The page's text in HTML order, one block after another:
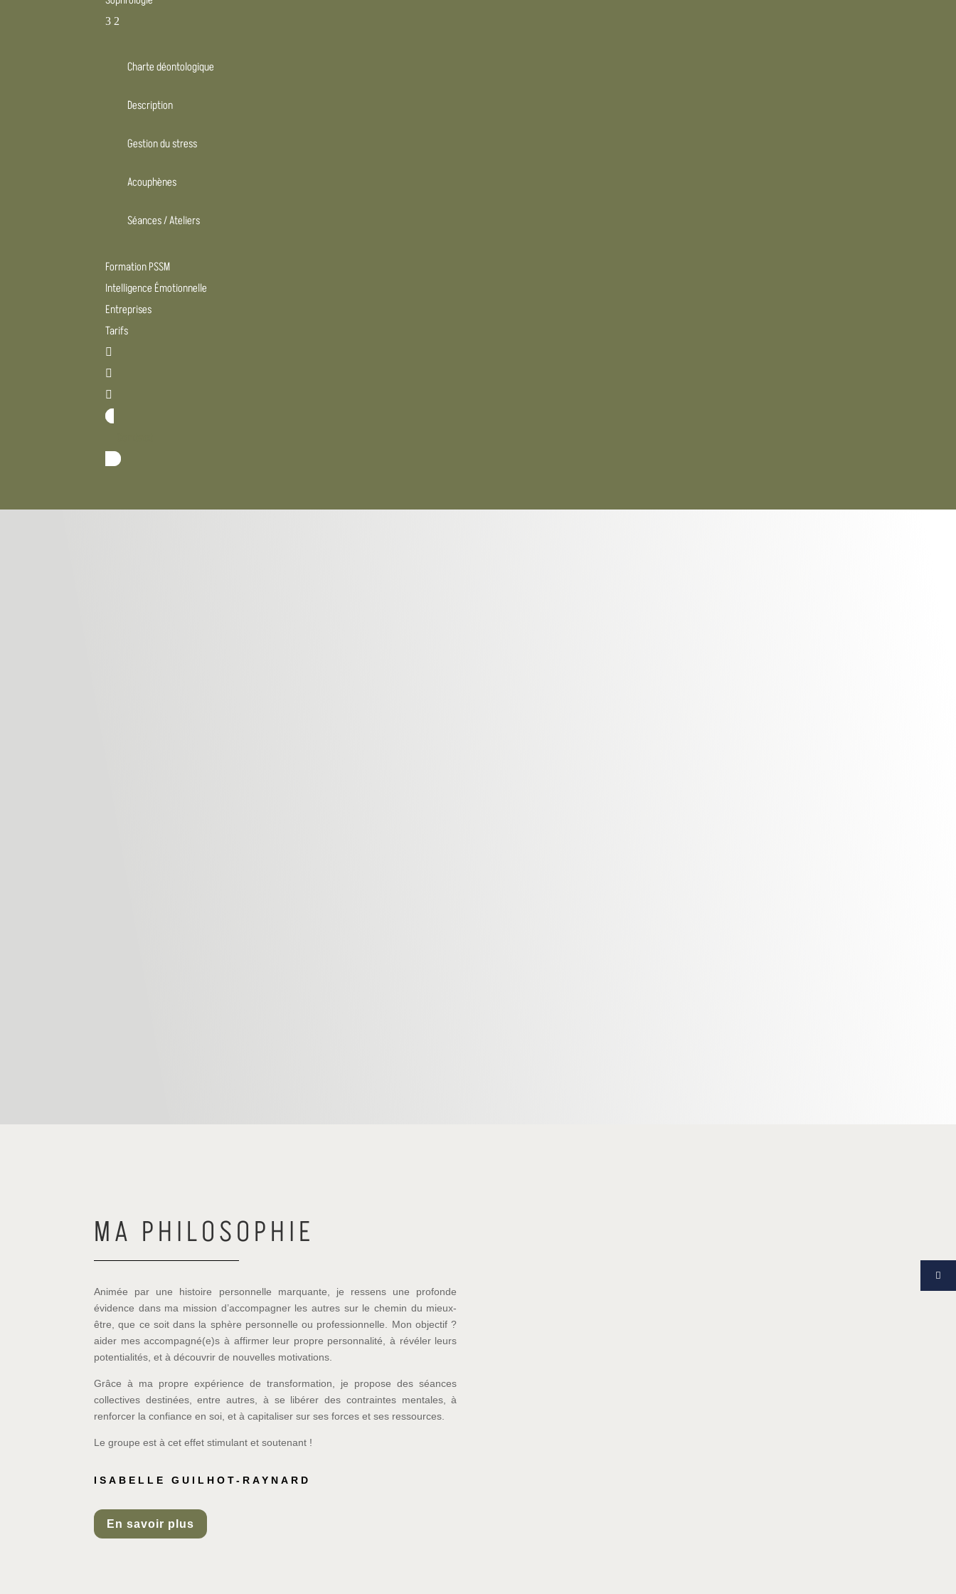
3 2
Charte déontologique
Description
Gestion du stress
Acouphènes
Séances / Ateliers
Formation PSSM
Intelligence Émotionnelle
Entreprises
Tarifs



MA PHILOSOPHIE
Animée par une histoire personnelle marquante, je ressens une profonde
évidence dans ma mission d’accompagner les autres sur le chemin du mieux-
être, que ce soit dans la sphère personnelle ou professionnelle. Mon objectif ?
aider mes accompagné(e)s à affirmer leur propre personnalité, à révéler leurs
potentialités, et à découvrir de nouvelles motivations.
Grâce à ma propre expérience de transformation, je propose des séances
collectives destinées, entre autres, à se libérer des contraintes mentales, à
renforcer la confiance en soi, et à capitaliser sur ses forces et ses ressources.
Le groupe est à cet effet stimulant et soutenant !
ISABELLE GUILHOT-RAYNARD
En savoir plus